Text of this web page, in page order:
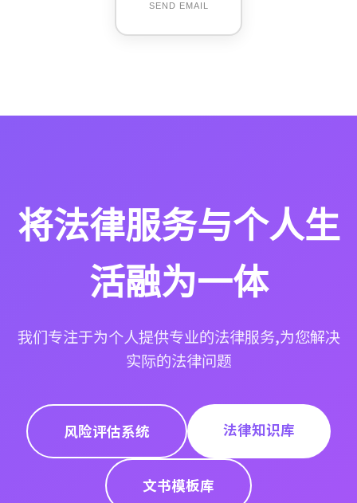
SEND EMAIL
将法律服务与个人生
活融为一体
我们专注于为个人提供专业的法律服务,为您解决
实际的法律问题
风险评估系统 法律知识库
文书模板库